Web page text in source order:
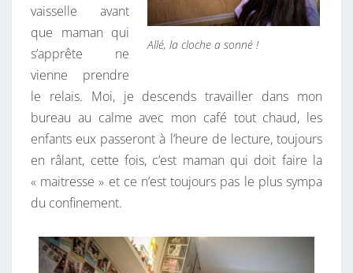
Allé, la cloche a sonné !
vaisselle avant
que maman qui
s’apprête ne
vienne prendre
le relais. Moi, je descends travailler dans mon
bureau au calme avec mon café tout chaud, les
enfants eux passeront à l’heure de lecture, toujours
en râlant, cette fois, c’est maman qui doit faire la
« maitresse » et ce n’est toujours pas le plus sympa
du confinement.